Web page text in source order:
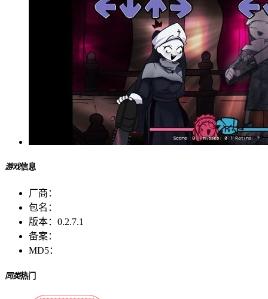
游戏信息
厂商：
包名：
版本： 0.2.7.1
备案：
MD5：
同类热门